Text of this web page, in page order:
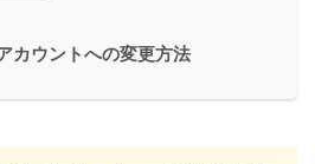
カウントへの変更方法